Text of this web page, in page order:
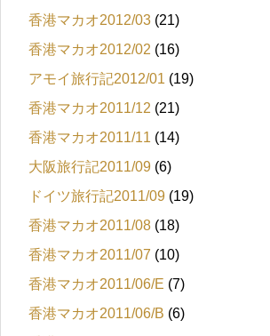
香港マカオ2012/03 (21)
香港マカオ2012/02 (16)
アモイ旅行記2012/01 (19)
香港マカオ2011/12 (21)
香港マカオ2011/11 (14)
大阪旅行記2011/09 (6)
ドイツ旅行記2011/09 (19)
香港マカオ2011/08 (18)
香港マカオ2011/07 (10)
香港マカオ2011/06/E (7)
香港マカオ2011/06/B (6)